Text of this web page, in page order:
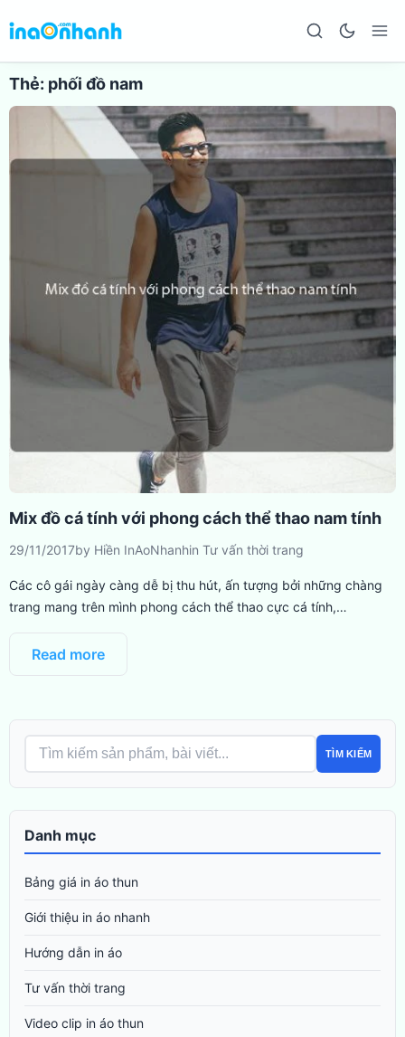
Thẻ: phối đồ nam
Mix đồ cá tính với phong cách thể thao nam tính
29/11/2017by Hiền InAoNhanhin Tư vấn thời trang
Các cô gái ngày càng dễ bị thu hút, ấn tượng bởi những chàng
trang mang trên mình phong cách thể thao cực cá tính,…
Read more
TÌM KIẾM
Danh mục
Bảng giá in áo thun
Giới thiệu in áo nhanh
Hướng dẫn in áo
Tư vấn thời trang
Video clip in áo thun